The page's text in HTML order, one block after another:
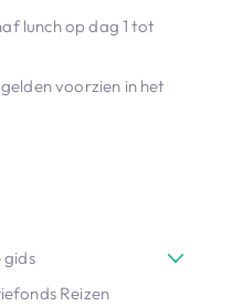
lunch op dag 1 tot
voorzien in het
gids
Reizen